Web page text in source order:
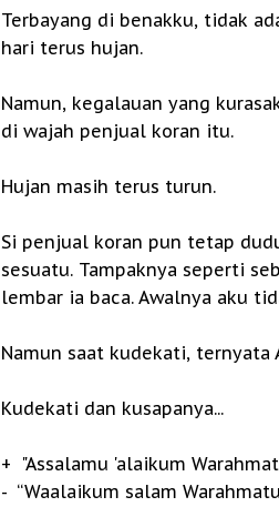
Terbayang di benakku, tidak
hari terus hujan.
Namun, kegalauan yang
di wajah penjual koran itu.
Hujan masih terus turun.
Si penjual koran pun tetap
sesuatu. Tampaknya seperti
lembar ia baca. Awalnya aku
Namun saat kudekati, ternyata
Kudekati dan kusapanya...
+ "Assalamu 'alaikum
- “Waalaikum salam